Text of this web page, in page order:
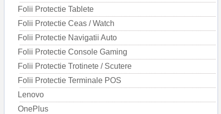
Folii Protectie Tablete
Folii Protectie Ceas / Watch
Folii Protectie Navigatii Auto
Folii Protectie Console Gaming
Folii Protectie Trotinete / Scutere
Folii Protectie Terminale POS
Lenovo
OnePlus